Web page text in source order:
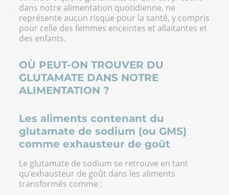
dans notre alimentation quotidienne, ne
représente aucun risque pour la santé, y compris
pour celle des femmes enceintes et allaitantes et
des enfants.
OÙ PEUT-ON TROUVER DU
GLUTAMATE DANS NOTRE
ALIMENTATION ?
Les aliments contenant du
glutamate de sodium (ou GMS)
comme exhausteur de goût
Le glutamate de sodium se retrouve en tant
qu’exhausteur de goût dans les aliments
transformés comme :